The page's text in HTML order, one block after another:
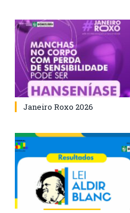
Janeiro Roxo 2026